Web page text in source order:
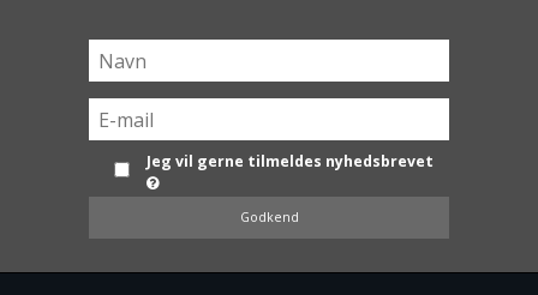
Jeg vil gerne tilmeldes nyhedsbrevet
Godkend